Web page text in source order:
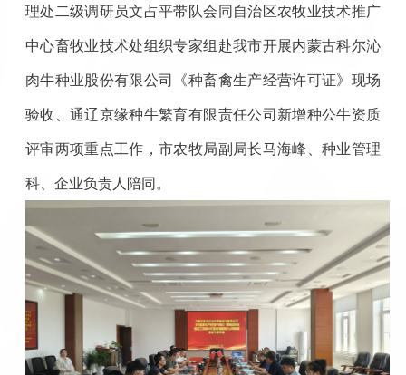
理处二级调研员文占平带队会同自治区农牧业技术推广
中心畜牧业技术处组织专家组赴我市开展内蒙古科尔沁
肉牛种业股份有限公司《种畜禽生产经营许可证》现场
验收、通辽京缘种牛繁育有限责任公司新增种公牛资质
评审两项重点工作，市农牧局副局长马海峰、种业管理
科、企业负责人陪同。